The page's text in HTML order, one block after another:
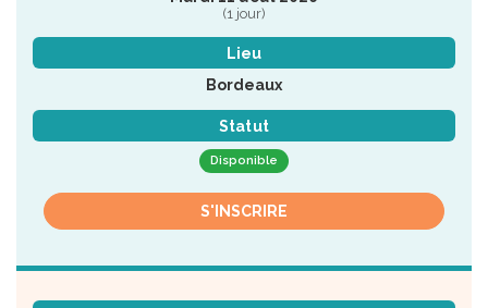
(1 jour)
Lieu
Bordeaux
Statut
Disponible
S'INSCRIRE